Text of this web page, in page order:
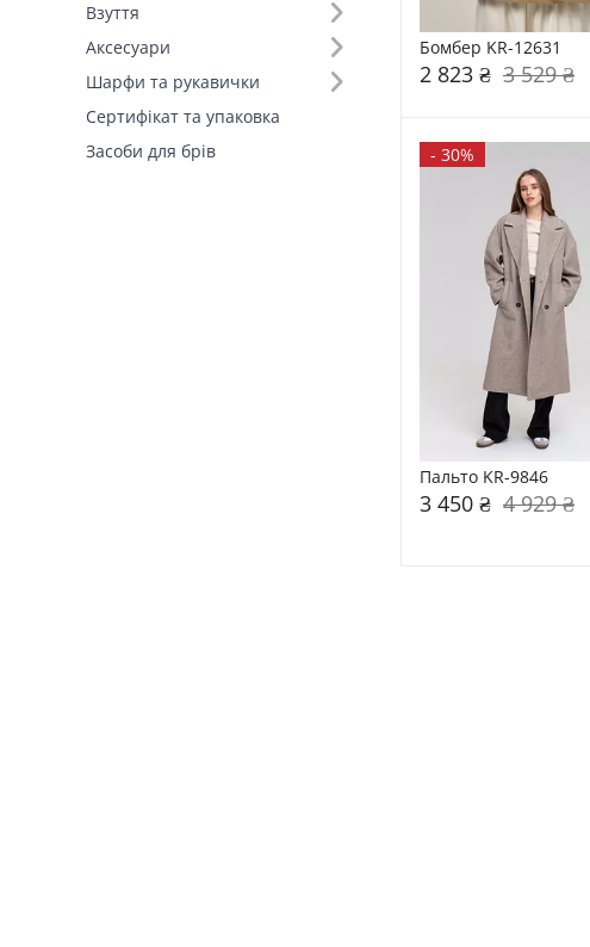
Взуття
Аксесуари
Шарфи та рукавички
Сертифікат та упаковка
Засоби для брів
Бомбер KR-12631
2 823 ₴ 3 529 ₴
- 30%
Пальто KR-9846
3 450 ₴ 4 929 ₴